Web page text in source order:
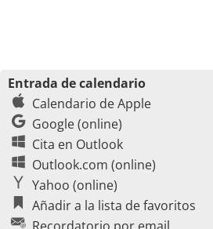
Entrada de calendario
Calendario de Apple
Google (online)
Cita en Outlook
Outlook.com (online)
Yahoo (online)
Añadir a la lista de favoritos